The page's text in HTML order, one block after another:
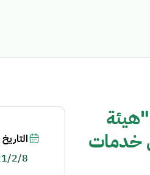
بحسب نتائج تقرير مقياس في الربع الأخير من عام 2020"هيئة
خدمات
التاريخ
2/8